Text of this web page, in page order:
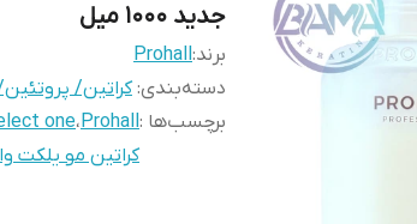
جدید ۱۰۰۰ میل
برند:Prohall
دسته‌بندی:کراتین/
برچسب‌ها :Prohall،one
کراتین مو یلکت